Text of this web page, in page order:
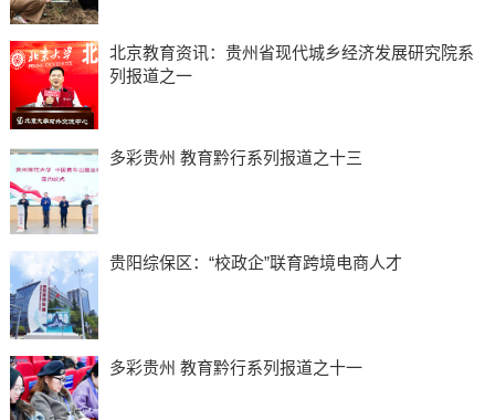
北京教育资讯：贵州省现代城乡经济发展研究院系
列报道之一
多彩贵州 教育黔行系列报道之十三
贵阳综保区：“校政企”联育跨境电商人才
多彩贵州 教育黔行系列报道之十一